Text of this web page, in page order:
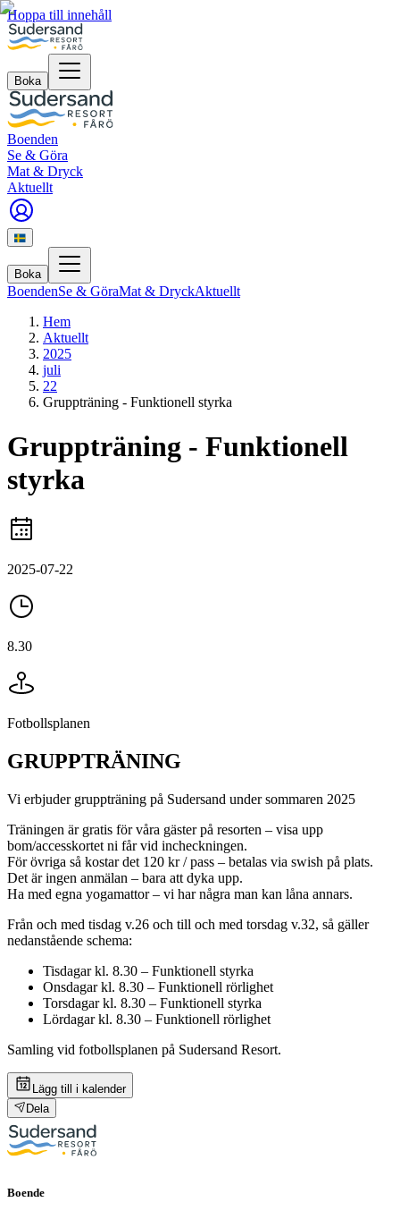
Hoppa till innehåll
Boka
Boenden
Se & Göra
Mat & Dryck
Aktuellt
Boka
BoendenSe & GöraMat & DryckAktuellt
Hem
Aktuellt
2025
juli
22
Gruppträning - Funktionell styrka
Gruppträning - Funktionell
styrka
2025-07-22
8.30
Fotbollsplanen
GRUPPTRÄNING
Vi erbjuder gruppträning på Sudersand under sommaren 2025
Träningen är gratis för våra gäster på resorten – visa upp
bom/accesskortet ni får vid incheckningen.
För övriga så kostar det 120 kr / pass – betalas via swish på plats.
Det är ingen anmälan – bara att dyka upp.
Ha med egna yogamattor – vi har några man kan låna annars.
Från och med tisdag v.26 och till och med torsdag v.32, så gäller
nedanstående schema:
Tisdagar kl. 8.30 – Funktionell styrka
Onsdagar kl. 8.30 – Funktionell rörlighet
Torsdagar kl. 8.30 – Funktionell styrka
Lördagar kl. 8.30 – Funktionell rörlighet
Samling vid fotbollsplanen på Sudersand Resort.
Lägg till i kalender
Dela
Boende